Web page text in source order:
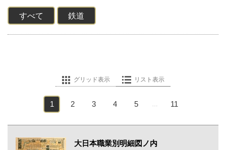
すべて 鉄道
グリッド表示 リスト表示
1 2 3 4 5 11
大日本職業別明細図ノ内